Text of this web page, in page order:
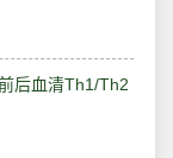
后血清Th1/Th2